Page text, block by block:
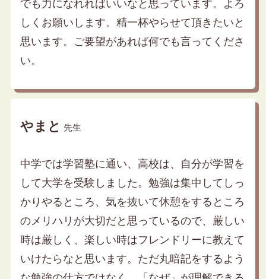
でも力になれればいいなと思っています。よろ
しくお願いします。精一杯やらせて頂きたいと
思います。ご要望があれば何でも言ってくださ
い。
やまと 先生
中学では学習塾に通い、高校は、自分が学習を
して大学を受験しました。勉強は集中してしっ
かりやるところ、気を抜いて休憩をするところ
のメリハリが大切だと思っているので、厳しい
時は厳しく、楽しい時はフレンドリーに教えて
いけたらなと思います。ただ丸暗記をするよう